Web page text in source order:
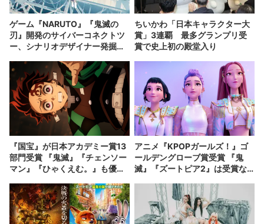
ゲーム『NARUTO』『鬼滅の
刃』開発のサイバーコネクトツ
ー、シナリオデザイナー発掘企
ちいかわ「日本キャラクター大
賞」3連覇 最多グランプリ受
賞で史上初の殿堂入り
『国宝』が日本アカデミー賞13
部門受賞 『鬼滅』『チェンソー
マン』『ひゃくえむ。』も優秀
アニメ『KPOPガールズ！』ゴ
ールデングローブ賞受賞 『鬼
滅』『ズートピア2』は受賞な